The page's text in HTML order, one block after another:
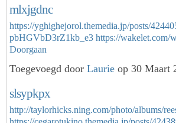
mlxjgdnc
https://yghighejorol.themedia.jp/posts/
pbHGVbD3rZ1kb_e3 https://
Doorgaan
Toegevoegd door Laurie op 30 Maart
slsypkpx
http://taylorhicks.ning.com/photo/albums/